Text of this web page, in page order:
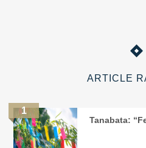
ARTICLE
Tanabata: